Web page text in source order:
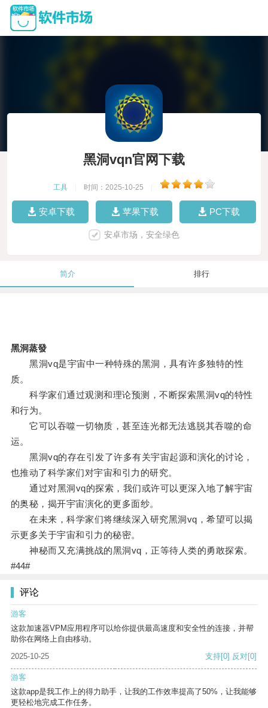
黑洞vqn官网下载
工具 时间：2025-10-25
安卓下载 苹果下载 PC下载
安卓市场，安全绿色
简介 排行
黑洞蒸發
黑洞vq是宇宙中一种特殊的黑洞，具有许多独特的性
质。
科学家们通过观测和理论预测，不断探索黑洞vq的特性
和行为。
它可以吞噬一切物质，甚至连光都无法逃脱其吞噬的命
运。
黑洞vq的存在引发了许多有关宇宙起源和演化的讨论，
也推动了科学家们对宇宙和引力的研究。
通过对黑洞vq的探索，我们或许可以更深入地了解宇宙
的奥秘，揭开宇宙演化的更多面纱。
在未来，科学家们将继续深入研究黑洞vq，希望可以揭
示更多关于宇宙和引力的秘密。
神秘而又充满挑战的黑洞vq，正等待人类的勇敢探索。
#44#
评论
游客
这款加速器VPM应用程序可以给你提供最高速度和安全性的连接，并帮
助你在网络上自由移动。
2025-10-25
支持[0] 反对[0]
游客
这款app是我工作上的得力助手，让我的工作效率提高了50%，让我能够
更轻松地完成工作任务。